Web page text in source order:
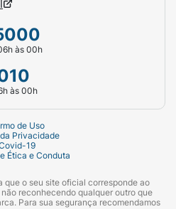
às 00h
às 00h
de Uso
Privacidade
19
Ética e Conduta
que o seu site oficial corresponde ao
reconhecendo qualquer outro que
Para sua segurança recomendamos